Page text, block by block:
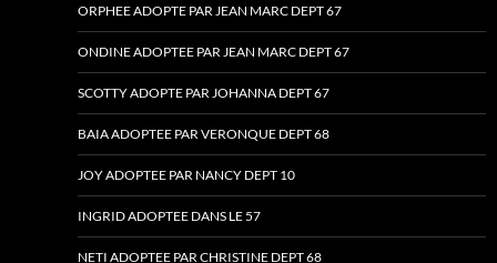
ORPHEE ADOPTE PAR JEAN MARC DEPT 67
ONDINE ADOPTEE PAR JEAN MARC DEPT 67
SCOTTY ADOPTE PAR JOHANNA DEPT 67
BAIA ADOPTEE PAR VERONQUE DEPT 68
JOY ADOPTEE PAR NANCY DEPT 10
INGRID ADOPTEE DANS LE 57
NETI ADOPTEE PAR CHRISTINE DEPT 68